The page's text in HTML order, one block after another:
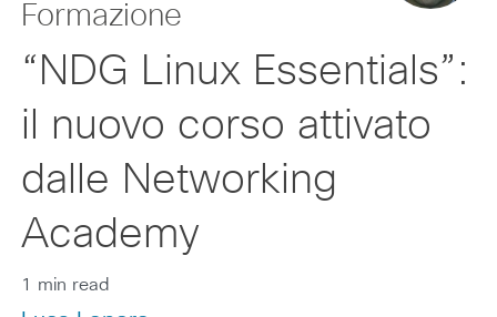
Formazione
“NDG Linux Essentials”:
il nuovo corso attivato
dalle Networking
Academy
1 min read